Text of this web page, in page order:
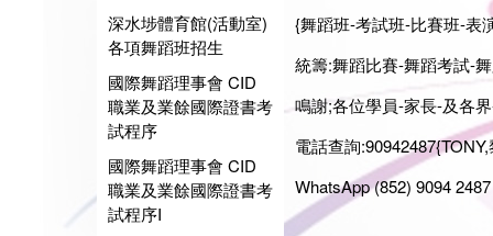
深水埗體育館(活動室)
各項舞蹈班招生
國際舞蹈理事會 CID
職業及業餘國際證書考
試程序
國際舞蹈理事會 CID
職業及業餘國際證書考
試程序I
{舞蹈班-考試班-比賽班-表
統籌:舞蹈比賽-舞蹈考試-
鳴謝;各位學員-家長-及各
電話查詢
WhatsApp (852) 9094